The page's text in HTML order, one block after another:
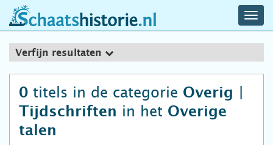
schaatshistorie.nl
Verfijn resultaten
0 titels in de categorie Overig |
Tijdschriften in het Overige
talen